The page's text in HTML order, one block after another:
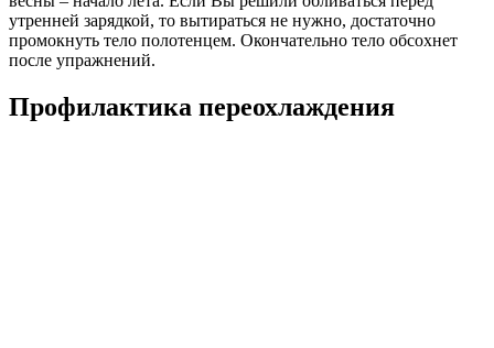
утренней зарядкой, то вытираться не нужно, достаточно
промокнуть тело полотенцем. Окончательно тело обсохнет
после упражнений.
Профилактика переохлаждения